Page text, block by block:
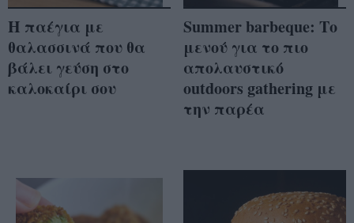
Η παέγια με
θαλασσινά που θα
βάλει γεύση στο
καλοκαίρι σου
Summer barbeque: Το
μενού για το πιο
απολαυστικό
outdoors gathering με
την παρέα